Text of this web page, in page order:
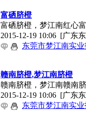
富硒脐橙
富硒脐橙，梦江南红心
2015-12-19 10:06 [广东
东莞市梦江南实业
赣南脐橙,梦江南脐橙
赣南脐橙，梦江南赣南
2015-12-19 10:06 [广东
东莞市梦江南实业